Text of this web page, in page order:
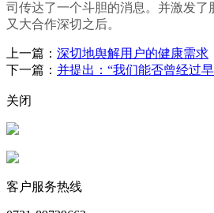
司传达了一个斗胆的消息。并激发了
又大合作深切之后。
上一篇： 深切地舆解用户的健康需求
下一篇： 并提出：“我们能否曾经过
关闭
客户服务热线